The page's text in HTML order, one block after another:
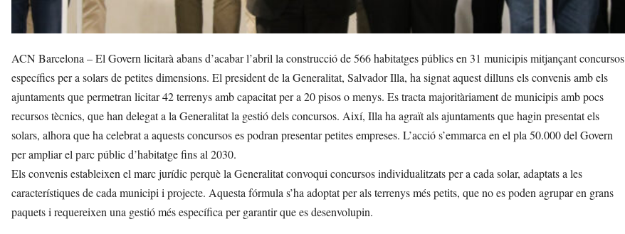
ACN Barcelona – El Govern licitarà abans d’acabar l’abril la construcció de 566 habitatges públics en 31 municipis mitjançant concursos
específics per a solars de petites dimensions. El president de la Generalitat, Salvador Illa, ha signat aquest dilluns els convenis amb els
ajuntaments que permetran licitar 42 terrenys amb capacitat per a 20 pisos o menys. Es tracta majoritàriament de municipis amb pocs
recursos tècnics, que han delegat a la Generalitat la gestió dels concursos. Així, Illa ha agraït als ajuntaments que hagin presentat els
solars, alhora que ha celebrat a aquests concursos es podran presentar petites empreses. L’acció s’emmarca en el pla 50.000 del Govern
per ampliar el parc públic d’habitatge fins al 2030.
Els convenis estableixen el marc jurídic perquè la Generalitat convoqui concursos individualitzats per a cada solar, adaptats a les
característiques de cada municipi i projecte. Aquesta fórmula s’ha adoptat per als terrenys més petits, que no es poden agrupar en grans
paquets i requereixen una gestió més específica per garantir que es desenvolupin.